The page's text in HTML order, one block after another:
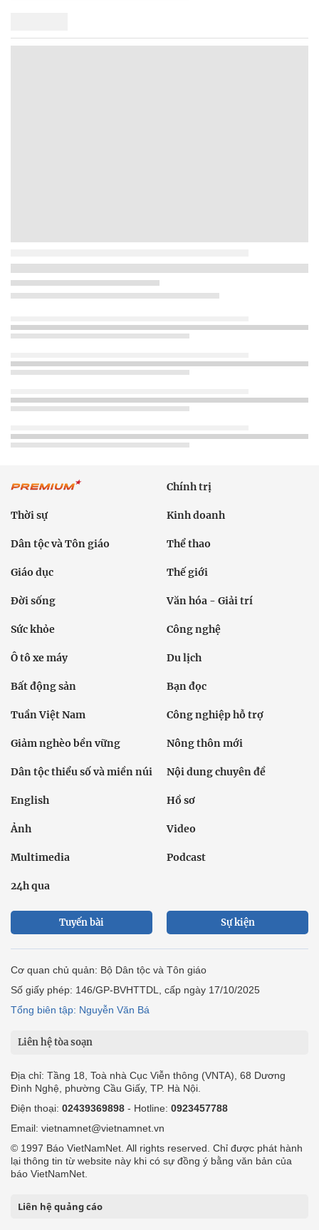
Chính trị
Thời sự Kinh doanh
Dân tộc và Tôn giáo Thể thao
Giáo dục Thế giới
Đời sống Văn hóa - Giải trí
Sức khỏe Công nghệ
Ô tô xe máy Du lịch
Bất động sản Bạn đọc
Tuần Việt Nam Công nghiệp hỗ trợ
Giảm nghèo bền vững Nông thôn mới
Dân tộc thiểu số và miền núi Nội dung chuyên đề
English Hồ sơ
Ảnh Video
Multimedia Podcast
24h qua
Tuyến bài Sự kiện
Cơ quan chủ quản: Bộ Dân tộc và Tôn giáo
Số giấy phép: 146/GP-BVHTTDL, cấp ngày 17/10/2025
Tổng biên tập: Nguyễn Văn Bá
Liên hệ tòa soạn
Địa chỉ: Tầng 18, Toà nhà Cục Viễn thông (VNTA), 68 Dương
Đình Nghệ, phường Cầu Giấy, TP. Hà Nội.
Điện thoại: 02439369898 - Hotline: 0923457788
Email: vietnamnet@vietnamnet.vn
© 1997 Báo VietNamNet. All rights reserved. Chỉ được phát hành
lại thông tin từ website này khi có sự đồng ý bằng văn bản của
báo VietNamNet.
Liên hệ quảng cáo